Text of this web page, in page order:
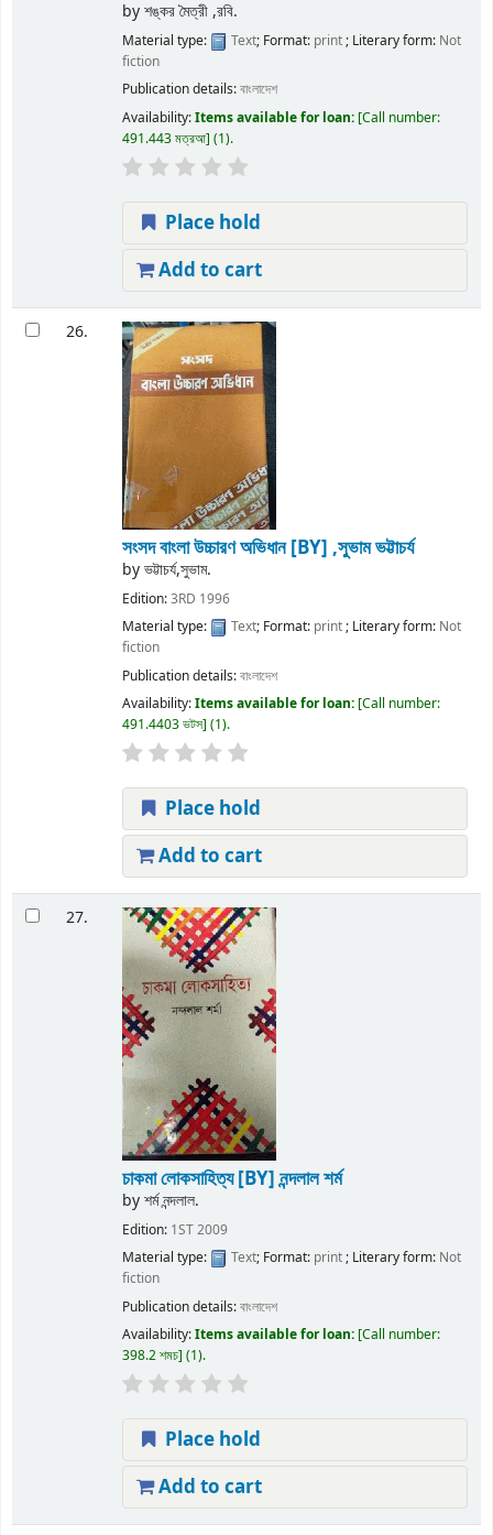
byশঙ্কর মৈত্রী ,রবি.
Material type: Text; Format: print; Literary form: Not
fiction
Publication details:বাংলাদেশ
Availability:Items available for loan: Call number:
491.443 মত্রআ (1).
Place hold
Add to cart
26.
সংসদ বাংলা উচ্চারণ অভিধান[BY] ,সুভাম ভট্টাচর্য
byভট্টাচর্য,সুভাম.
Edition:3RD 1996
Material type:
Text; Format: print; Literary form: Not
fiction
Publication details:বাংলাদেশ
Availability:Items available for loan: Call number:
491.4403 ভটস (1).
Place hold
Add to cart
27.
চাকমা লোকসাহিত্য[BY] নন্দলাল শর্ম
byশর্ম নন্দলাল.
Edition: 1ST 2009
Material type:
Text; Format: print; Literary form: Not
fiction
Publication details:বাংলাদেশ
Availability:Items available for loan: Call number:
398.2 শমচ (1).
Place hold
Add to cart